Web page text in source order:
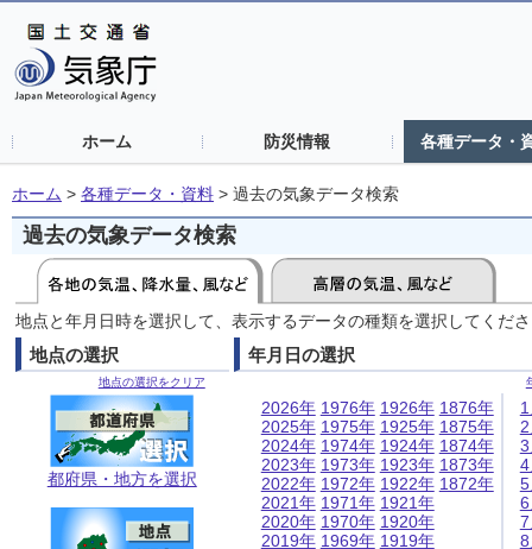
ホーム 防災情報 各種データ・
ホーム > 各種データ・資料 > 過去の気象データ検索
過去の気象データ検索
地点と年月日時を選択して、表示するデータの種類を選択してくだ
地点の選択
地点の選択をクリア
都府県・地方を選択
年月日の選択
2026年
2025年
2024年
2023年
2022年
2021年
2020年
2019年
1976年
1975年
1974年
1973年
1972年
1971年
1970年
1969年
1926年
1925年
1924年
1923年
1922年
1921年
1920年
1919年
1876年
1875年
1874年
1873年
1872年